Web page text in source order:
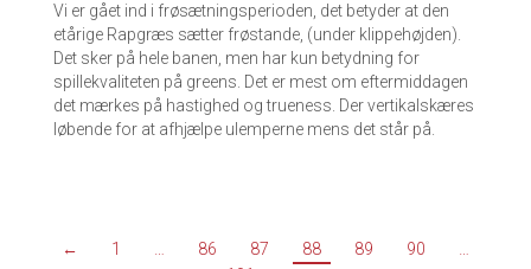
Vi er gået ind i frøsætningsperioden, det betyder at den
etårige Rapgræs sætter frøstande, (under klippehøjden).
Det sker på hele banen, men har kun betydning for
spillekvaliteten på greens. Det er mest om eftermiddagen
det mærkes på hastighed og trueness. Der vertikalskæres
løbende for at afhjælpe ulemperne mens det står på.
← 1 86 87 88 89 90